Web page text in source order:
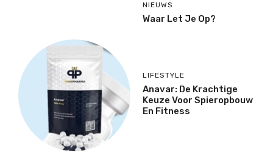
NIEUWS
Waar Let Je Op?
LIFESTYLE
Anavar: De Krachtige
Keuze Voor Spieropbouw
En Fitness